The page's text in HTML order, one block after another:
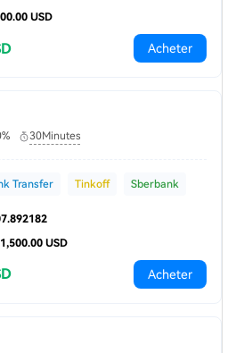
USD
Acheter
30Minutes
Transfer Tinkoff Sberbank
USD
Acheter